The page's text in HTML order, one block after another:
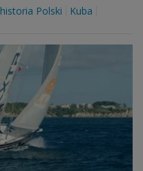
historia Polski
Kuba